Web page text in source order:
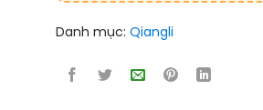
Danh mục: Qiangli